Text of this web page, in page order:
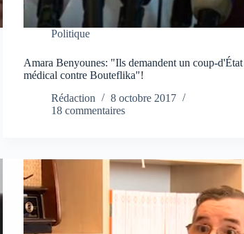
Politique
Amara Benyounes: "Ils demandent un coup-d'État
médical contre Bouteflika"!
Rédaction
8 octobre 2017
18 commentaires